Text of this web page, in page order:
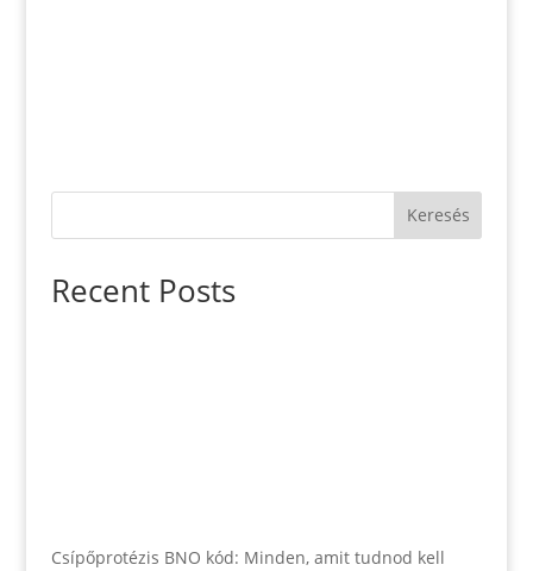
Keresés
Recent Posts
Csípőprotézis BNO kód: Minden, amit tudnod kell